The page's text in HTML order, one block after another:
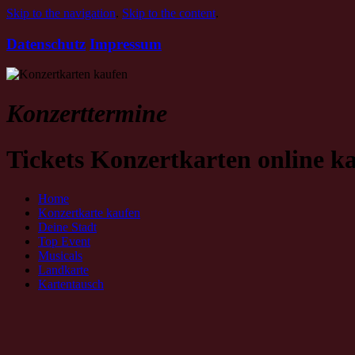
Skip to the navigation. Skip to the content.
Datenschutz Impressum
Konzerttermine
Tickets Konzertkarten online
Home
Konzertkarte kaufen
Deine Stadt
Top Event
Musicals
Landkarte
Kartentausch